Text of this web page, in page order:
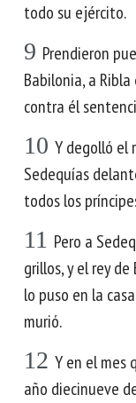
todo su ejército.
9 Prendieron
Babilonia, a
contra él
10 Y degolló el
Sedequías
todos los
11 Pero a
grillos, y el rey
lo puso en la
murió.
12 Y en el mes
año diecinueve